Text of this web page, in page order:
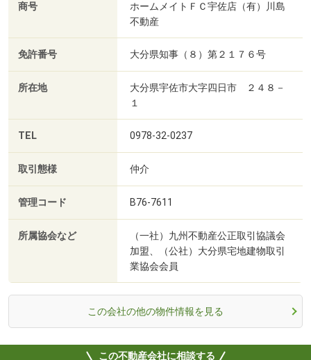
商号
ホームメイトＦＣ宇佐店（有）川島
不動産
免許番号 大分県知事（８）第２１７６号
所在地
大分県宇佐市大字四日市 ２４８－
１
TEL 0978-32-0237
取引態様 仲介
管理コード B76-7611
所属協会など
（一社）九州不動産公正取引協議会
加盟、（公社）大分県宅地建物取引
業協会会員
この会社の他の物件情報を見る
この不動産会社に相談する